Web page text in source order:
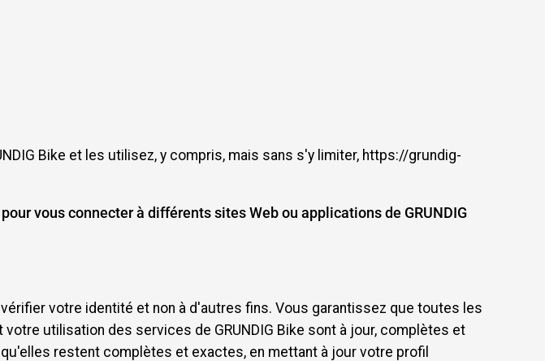
Bike et les utilisez, y compris, mais sans s'y limiter, https://grundig-
vous connecter à différents sites Web ou applications de GRUNDIG
votre identité et non à d'autres fins. Vous garantissez que toutes les
utilisation des services de GRUNDIG Bike sont à jour, complètes et
restent complètes et exactes, en mettant à jour votre profil